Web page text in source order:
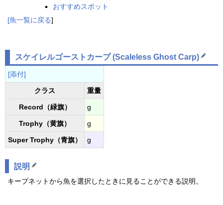
おすすめスポット
[魚一覧に戻る]
スケイレルゴーストカープ (Scaleless Ghost Carp)
[添付]
クラス 重量
Record（緑旗） g
Trophy（黄旗） g
Super Trophy（青旗） g
説明
キープネットから魚を選択したときに見ることができる説明。